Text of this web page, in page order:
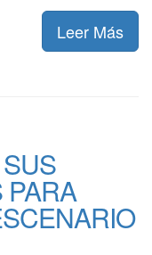
Leer Más